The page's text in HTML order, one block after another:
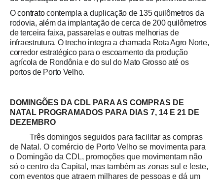
Ocontratocontempla a duplicação de 135 quilômetros da
rodovia, além da implantação de cerca de 200 quilômetros
de terceira faixa, passarelas e outras melhorias de
infraestrutura. O trecho integra a chamada Rota Agro Norte,
corredor estratégico para o escoamento da produção
agrícola de Rondônia e do sul do Mato Grosso até os
portos de Porto Velho.
DOMINGÕES DA CDL PARA AS COMPRAS DE
NATAL PROGRAMADOS PARA DIAS 7, 14 E 21 DE
DEZEMBRO
Três domingos seguidos para facilitar as compras
de Natal. O comércio de Porto Velho se movimenta para
o Domingão da CDL, promoções que movimentam não
só o centro da Capital, mas também as zonas sul e leste,
com eventos que atraem milhares de pessoas e dá um